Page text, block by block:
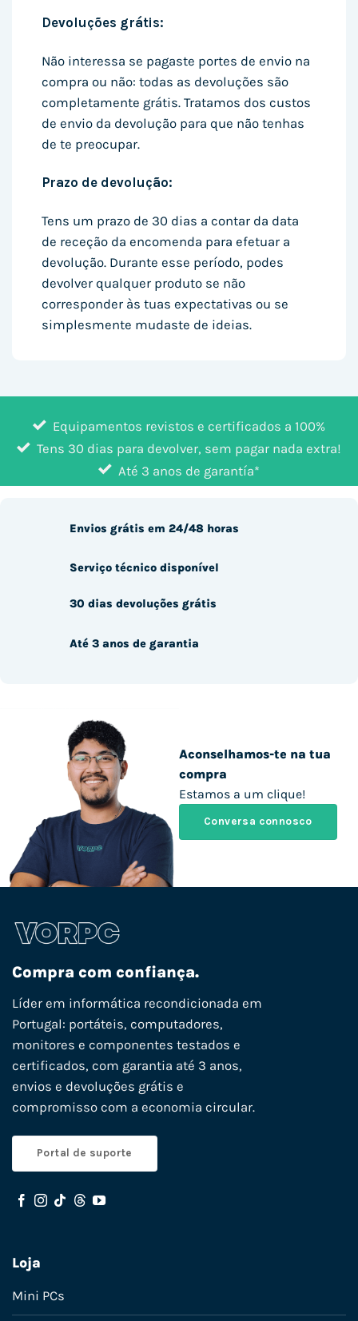
Devoluções grátis:
Não interessa se pagaste portes de envio na
compra ou não: todas as devoluções são
completamente grátis. Tratamos dos custos
de envio da devolução para que não tenhas
de te preocupar.
Prazo de devolução:
Tens um prazo de 30 dias a contar da data
de receção da encomenda para efetuar a
devolução. Durante esse período, podes
devolver qualquer produto se não
corresponder às tuas expectativas ou se
simplesmente mudaste de ideias.
Equipamentos revistos e certificados a 100%
Tens 30 dias para devolver, sem pagar nada extra!
Até 3 anos de garantía*
Aconselhamos-te na tua
compra
Estamos a um clique!
Conversa connosco
Envios grátis em 24/48 horas
Serviço técnico disponível
30 dias devoluções grátis
Até 3 anos de garantia
Compra com confiança.
Líder em informática recondicionada em
Portugal: portáteis, computadores,
monitores e componentes testados e
certificados, com garantia até 3 anos,
envios e devoluções grátis e
compromisso com a economia circular.
Portal de suporte
Loja
Mini PCs